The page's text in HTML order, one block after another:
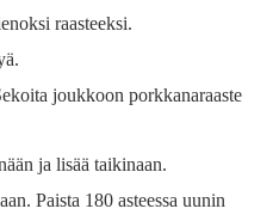
raasteeksi.
joukkoon porkkanaraaste
ja lisää taikinaan.
Paista 180 asteessa uunin